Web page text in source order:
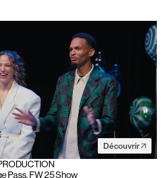
Découvrir
Pass. FW 25 Show